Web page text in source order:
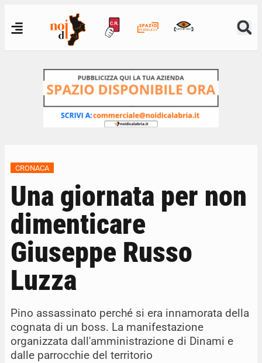
CRONACA
Una giornata per non
dimenticare
Giuseppe Russo
Luzza
Pino assassinato perché si era innamorata della
cognata di un boss. La manifestazione
organizzata dall'amministrazione di Dinami e
dalle parrocchie del territorio